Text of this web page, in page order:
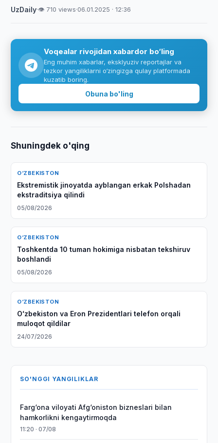
UzDaily·👁 710 views·06.01.2025 · 12:36
Voqealar rivojidan xabardor bo‘ling
Eng muhim xabarlar, eksklyuziv reportajlar va
tezkor yangiliklarni o‘zingizga qulay platformada
kuzatib boring.
Obuna bo'ling
Shuningdek o'qing
O‘ZBEKISTON
Ekstremistik jinoyatda ayblangan erkak Polshadan
ekstraditsiya qilindi
05/08/2026
O‘ZBEKISTON
Toshkentda 10 tuman hokimiga nisbatan tekshiruv
boshlandi
05/08/2026
O‘ZBEKISTON
Oʻzbekiston va Eron Prezidentlari telefon orqali
muloqot qildilar
24/07/2026
SO'NGGI YANGILIKLAR
Farg‘ona viloyati Afg‘oniston bizneslari bilan
hamkorlikni kengaytirmoqda
11:20 · 07/08